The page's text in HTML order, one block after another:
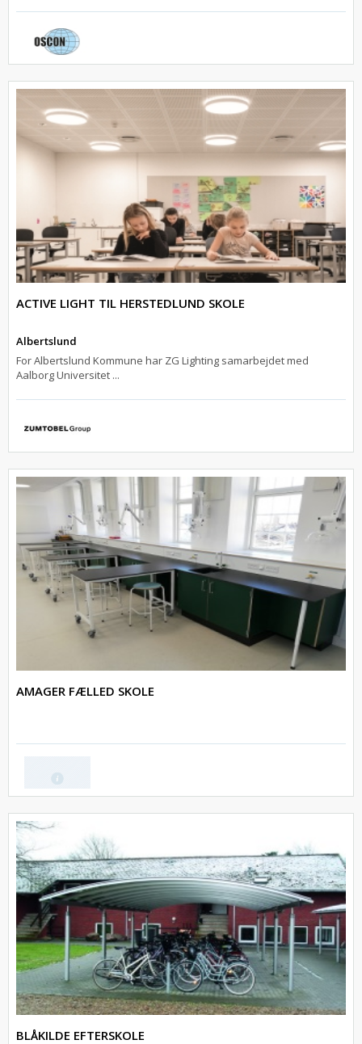
ACTIVE LIGHT TIL HERSTEDLUND SKOLE
Albertslund
For Albertslund Kommune har ZG Lighting samarbejdet med
Aalborg Universitet ...
AMAGER FÆLLED SKOLE
BLÅKILDE EFTERSKOLE